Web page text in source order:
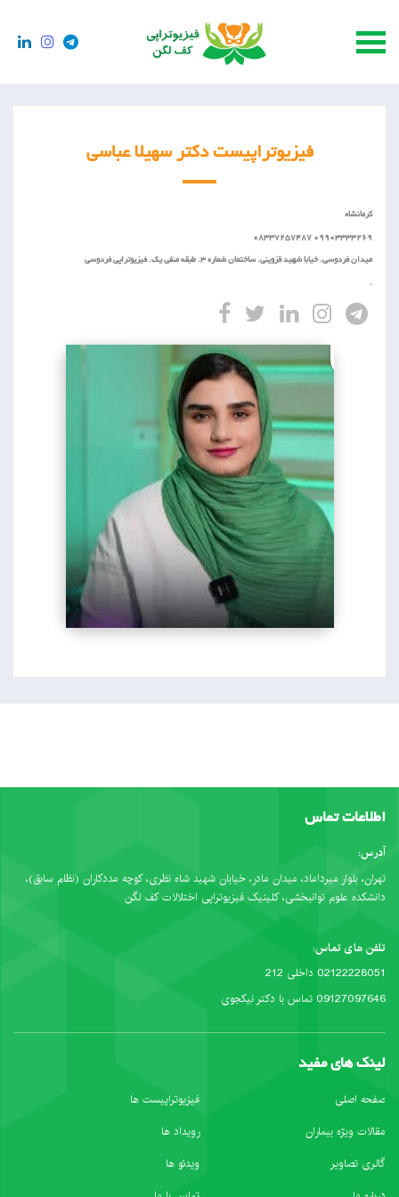
فیزیوتراپیست دکتر سهیلا عباسی
کرمانشاه
09903333269 08337257487
میدان فردوسی. خیابا شهید قزوینی. ساختمان شماره 3. طبقه منفی یک. فیزیوتراپی فردوسی
.
اطلاعات تماس
آدرس:
تهران، بلوار میرداماد، میدان مادر، خیابان شهید شاه نظری، کوچه مددکاران (نظام سابق)،
دانشکده علوم توانبخشی، کلینیک فیزیوتراپی اختلالات کف لگن
تلفن های تماس:
02122228051 داخلی 212
09127097646 تماس با دکتر نیکجوی
لینک های مفید
صفحه اصلی
فیزیوتراپیست ها
مقالات ویژه بیماران
رویداد ها
گالری تصاویر
ویدئو ها